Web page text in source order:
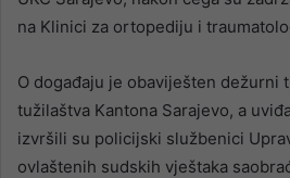
na Klinici za ortopediju i
O događaju je obaviješten dežurni
tužilaštva Kantona Sarajevo, a
izvršili su policijski službenici
ovlaštenih sudskih vještaka